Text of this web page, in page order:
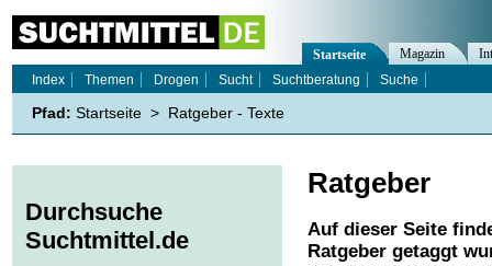
Ratgeber
Auf dieser Seite
Ratgeber getaggt
Startseite Magazin
Index
Themen Drogen Sucht Suchtberatung Suche
Pfad: Startseite > Ratgeber - Texte
Durchsuche
Suchtmittel.de